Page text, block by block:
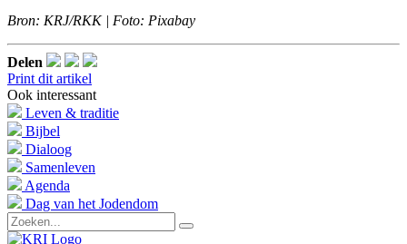
Bron: KRJ/RKK | Foto: Pixabay
Delen
Print dit artikel
Ook interessant
Leven & traditie
Bijbel
Dialoog
Samenleven
Agenda
Dag van het Jodendom